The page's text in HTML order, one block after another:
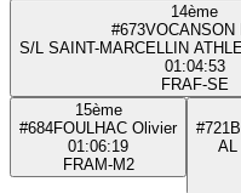
14ème
#673VOCANSON
S/L SAINT-MARCELLIN
01:04:53
FRAF-SE
15ème
#684FOULHAC Olivier
01:06:19
FRAM-M2
#721
AL